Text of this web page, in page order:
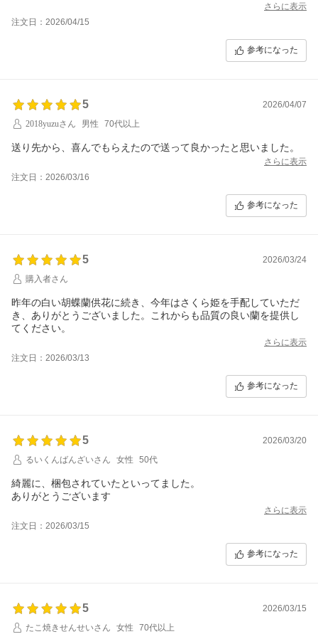
さらに表示
注文日：2026/04/15
参考になった
5
2026/04/07
2018yuzuさん
男性 70代以上
送り先から、喜んでもらえたので送って良かったと思いました。
さらに表示
注文日：2026/03/16
参考になった
5
2026/03/24
購入者さん
昨年の白い胡蝶蘭供花に続き、今年はさくら姫を手配していただ
き、ありがとうございました。これからも品質の良い蘭を提供し
てください。
さらに表示
注文日：2026/03/13
参考になった
5
2026/03/20
るいくんばんざいさん
女性 50代
綺麗に、梱包されていたといってました。
ありがとうございます
さらに表示
注文日：2026/03/15
参考になった
5
2026/03/15
たこ焼きせんせいさん
女性 70代以上